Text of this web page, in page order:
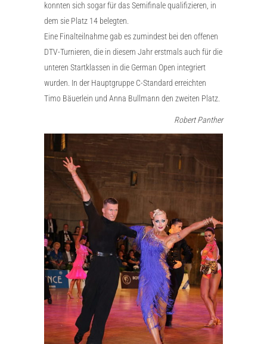
konnten sich sogar für das Semifinale qualifizieren, in
dem sie Platz 14 belegten.
Eine Finalteilnahme gab es zumindest bei den offenen
DTV-Turnieren, die in diesem Jahr erstmals auch für die
unteren Startklassen in die German Open integriert
wurden. In der Hauptgruppe C-Standard erreichten
Timo Bäuerlein und Anna Bullmann den zweiten Platz.
Robert Panther